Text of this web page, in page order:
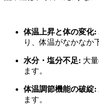
体温上昇と体の変化:
り、体温がなかなか
水分・塩分不足: 大
ます。
体温調節機能の破綻:
ます。